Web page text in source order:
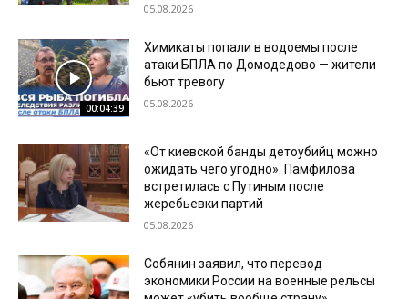
05.08.2026
00:04:39
Химикаты попали в водоемы после
атаки БПЛА по Домодедово — жители
бьют тревогу
05.08.2026
«От киевской банды детоубийц можно
ожидать чего угодно». Памфилова
встретилась с Путиным после
жеребьевки партий
05.08.2026
Собянин заявил, что перевод
экономики России на военные рельсы